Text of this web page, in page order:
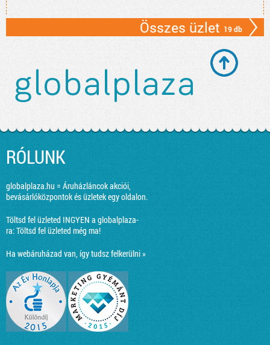
Összes üzlet 19 db
RÓLUNK
globalplaza.hu = Áruházláncok akciói,
bevásárlóközpontok és üzletek egy oldalon.
Töltsd fel üzleted INGYEN a globalplaza-
ra:Töltsd fel üzleted még ma!
Ha webáruházad van, így tudsz felkerülni »